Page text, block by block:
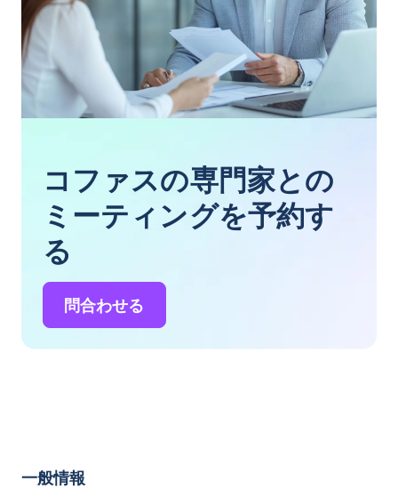
コファスの専門家との
ミーティングを予約す
る
問合わせる
一般情報